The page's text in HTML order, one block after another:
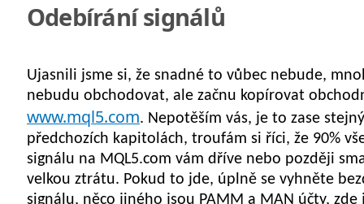
Odebírání signálů
Ujasnili jsme si, že snadné to vůbec nebude,
nebudu obchodovat, ale začnu kopírovat
www.mql5.com. Nepotěším vás, je to zase
předchozích kapitolách, troufám si říci, že 90%
signálu na MQL5.com vám dříve nebo později
velkou ztrátu. Pokud to jde, úplně se vyhněte
signálu, něco jiného jsou PAMM a MAN účty, zde